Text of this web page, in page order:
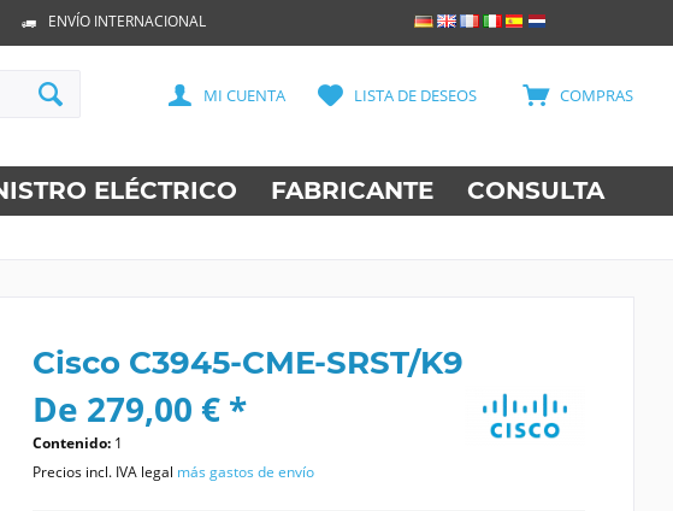
ENVÍO INTERNACIONAL
COMPRAS
LISTA DE DESEOS
MI CUENTA
ELÉCTRICO FABRICANTE CONSULTA
Cisco C3945-CME-SRST/K9
De 279,00 € *
Contenido: 1
Precios incl. IVA legal más gastos de envío